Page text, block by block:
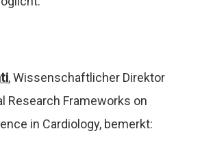
, Wissenschaftlicher Direktor
Research Frameworks on
in Cardiology, bemerkt: